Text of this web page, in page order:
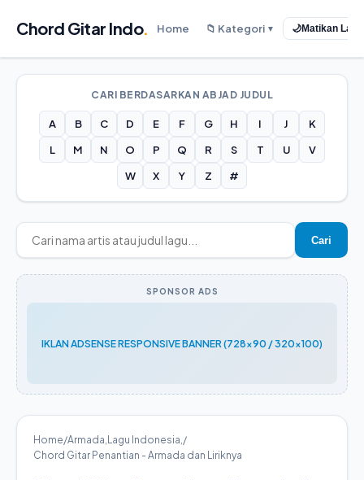
Chord Gitar Indo. Home 📁 Kategori ▼ 🌙Matikan
CARI BERDASARKAN ABJAD JUDUL
A B C D E F G H I J
K
L
M N O P Q R S T U
V
W
X Y Z #
Cari
SPONSOR ADS
IKLAN ADSENSE RESPONSIVE BANNER (728x90 / 320x100)
Home/Armada, Lagu Indonesia,/
Chord Gitar Penantian - Armada dan Liriknya